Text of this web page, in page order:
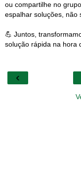
ou compartilhe no
espalhar soluções, não
💪 Juntos,
solução rápida na hora
‹